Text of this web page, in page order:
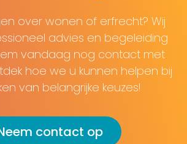
over wonen of erfrecht? Wij
advies en begeleiding
vandaag nog contact met
hoe we u kunnen helpen bij
van belangrijke keuzes!
contact op